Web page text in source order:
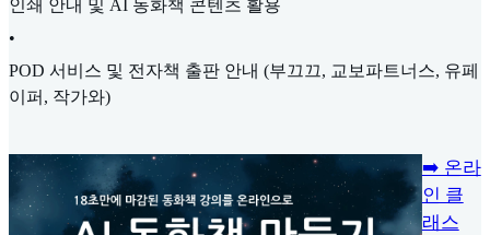
인쇄 안내 및 AI 동화책 콘텐츠 활용
•
POD 서비스 및 전자책 출판 안내 (부끄끄, 교보파트너스, 유페
이퍼, 작가와)
➡️ 온라
인 클
래스